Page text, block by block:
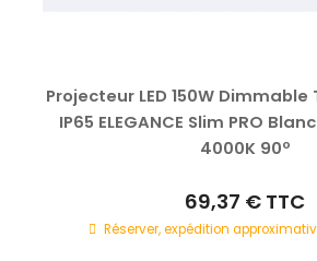
Projecteur LED 150W Dimmable
IP65 ELEGANCE Slim PRO
4000K 90º
69,37 € TTC
Réserver, expédition